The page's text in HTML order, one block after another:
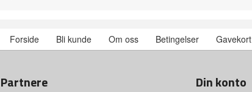
Forside Bli kunde Om oss Betingelser Gavekort
Partnere Din konto